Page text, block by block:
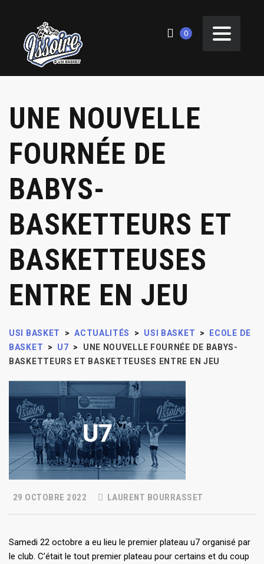
0
UNE NOUVELLE
FOURNÉE DE
BABYS-
BASKETTEURS ET
BASKETTEUSES
ENTRE EN JEU
USI BASKET > ACTUALITÉS > USI BASKET >
ECOLE DE
BASKET
> U7 >
UNE NOUVELLE FOURNÉE DE BABYS-
BASKETTEURS ET BASKETTEUSES ENTRE EN JEU
29 OCTOBRE 2022 LAURENT BOURRASSET
Samedi 22 octobre a eu lieu le premier plateau u7 organisé par
le club. C’était le tout premier plateau pour certains et du coup